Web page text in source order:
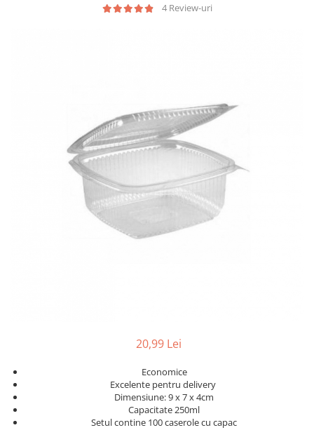
4 Review-uri
20,99 Lei
Economice
Excelente pentru delivery
Dimensiune: 9 x 7 x 4cm
Capacitate 250ml
Setul contine 100 caserole cu capac